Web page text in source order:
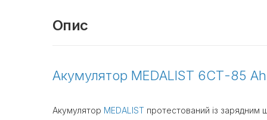
Опис
Акумулятор MEDALIST 6СТ-85
Акумулятор MEDALIST протестований із зарядним